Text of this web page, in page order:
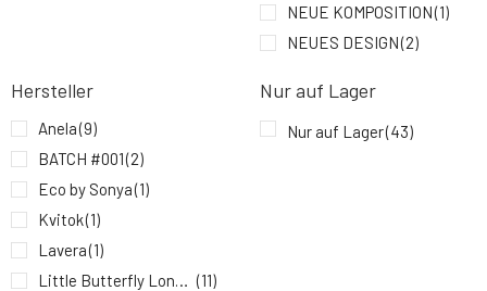
Nobilis Tilia Kinderkörpermilch Klára 200 ml
NEUE KOMPOSITION(1)
NEUES DESIGN(2)
Hersteller
Anela(9)
BATCH #001(2)
Eco by Sonya(1)
Kvitok(1)
Lavera(1)
Little Butterfly London (11)
Nur auf Lager
Nur auf Lager(43)